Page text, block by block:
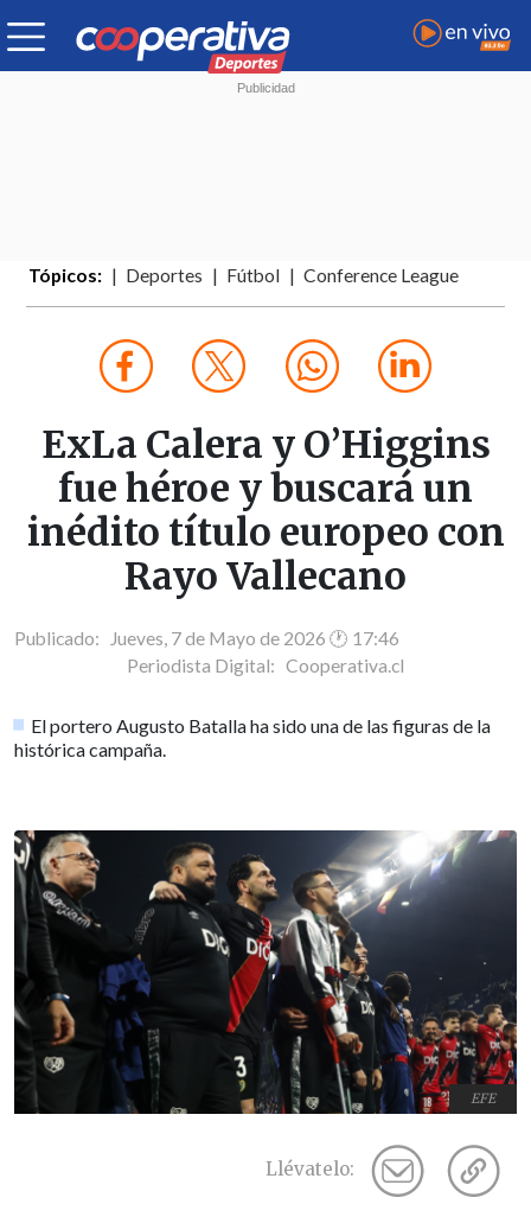
Tópicos: Deportes Fútbol Conference League
ExLa Calera y O’Higgins
fue héroe y buscará un
inédito título europeo con
Rayo Vallecano
Publicado: Jueves, 7 de Mayo de 2026 🕐 17:46
Periodista Digital: Cooperativa.cl
El portero Augusto Batalla ha sido una de las figuras de la
histórica campaña.
EFE
Llévatelo: